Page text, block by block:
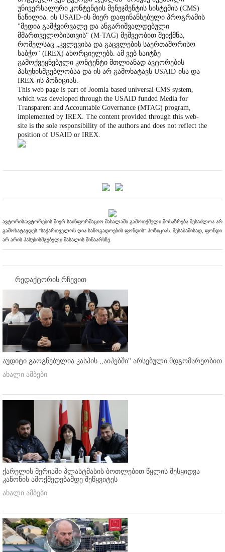
უნივერსალური კონტენტის მენეჯმენტის სისტემის (CMS)
ნაწილია. ის USAID-ის მიერ დაფინანსებული პროგრამის
"მედია გამჭვირვალე და ანგარიშვალდებული
მმართველობისთვის" (M-TAG) მეშვეობით შეიქმნა,
რომელსაც „კვლევისა და გაცვლების საერთაშორისო
საბჭო" (IREX) ახორციელებს. ამ ვებ საიტზე
გამოქვეყნებული კონტენტი მთლიანად ავტორების
პასუხისმგებლობაა და ის არ გამოხატავს USAID-ისა და
IREX-ის პოზიციას.
This web page is part of Joomla based universal CMS system,
which was developed through the USAID funded Media for
Transparent and Accountable Governance (MTAG) program,
implemented by IREX. The content provided through this web-
site is the sole responsibility of the authors and does not reflect the
position of USAID or IREX.
ავტორის/ავტორების მიერ საინფორმაციო მასალაში გამოთქმული მოსაზრება შესაძლოა არ
გამოხატავდეს "საქართველოს ღია საზოგადოების ფონდის" პოზიციას. შესაბამისად, ფონდი
არ არის პასუხისმგებელი მასალის შინაარსზე.
რედაქტორის რჩევით
აუდიტი გაოგნებულია კასპის ,,აიპებში'' არსებული მდგომარეობით
ახალი ამბები
ქარელის მერიაში პლასტმასის ბოთლებით წყლის შესყიდვა
კანონის ამოქმედებამდე შეწყვიტეს
ახალი ამბები